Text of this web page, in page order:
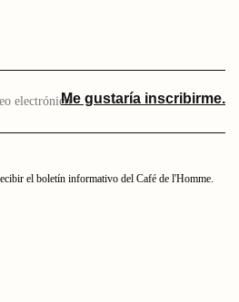
el boletín informativo del Café de l'Homme.
Me gustaría inscribirme.